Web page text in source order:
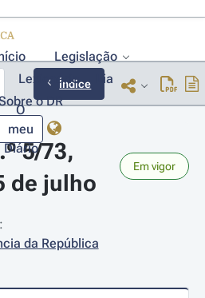
Legislação
Lexionário
Lia
o DR
O
meu
Diário
Índice
5/73,
de julho
Em vigor
da República